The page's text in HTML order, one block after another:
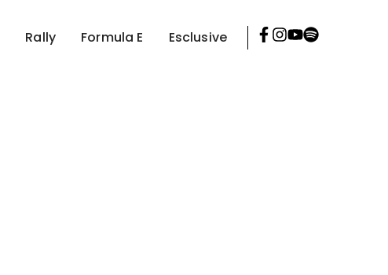
Rally Formula E Esclusive